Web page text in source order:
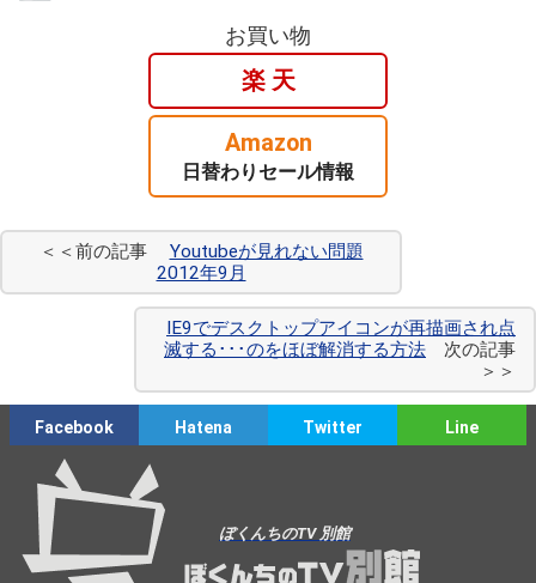
お買い物
楽 天
Amazon
日替わりセール情報
＜＜前の記事 Youtubeが見れない問題
2012年9月
IE9でデスクトップアイコンが再描画され点
滅する･･･のをほぼ解消する方法 次の記事
＞＞
Facebook Hatena Twitter Line
ぼくんちのTV 別館